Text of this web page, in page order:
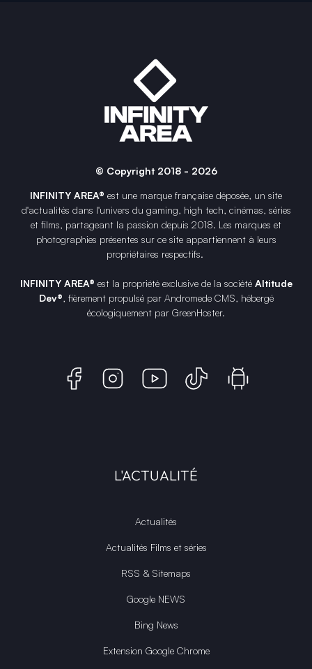
© Copyright 2018 - 2026
INFINITY AREA® est une marque française déposée, un site
d'actualités dans l'univers du gaming, high tech, cinémas, séries
et films, partageant la passion depuis 2018. Les marques et
photographies présentes sur ce site appartiennent à leurs
propriétaires respectifs.
INFINITY AREA® est la propriété exclusive de la société Altitude
Dev®, fièrement propulsé par Andromede CMS, hébergé
écologiquement par GreenHoster.
L'ACTUALITÉ
Actualités
Actualités Films et séries
RSS & Sitemaps
Google NEWS
Bing News
Extension Google Chrome